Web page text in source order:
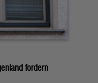
fordern